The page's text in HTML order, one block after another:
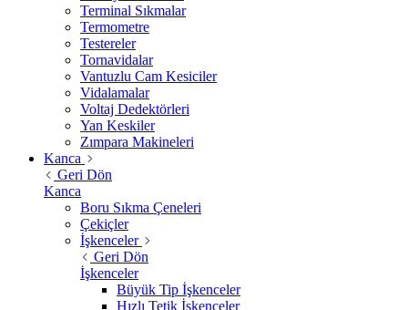
Terminal Sıkmalar
Termometre
Testereler
Tornavidalar
Vantuzlu Cam Kesiciler
Vidalamalar
Voltaj Dedektörleri
Yan Keskiler
Zımpara Makineleri
Kanca
Geri Dön
Kanca
Boru Sıkma Çeneleri
Çekiçler
İşkenceler
Geri Dön
İşkenceler
Büyük Tip İşkenceler
Hızlı Tetik İşkenceler